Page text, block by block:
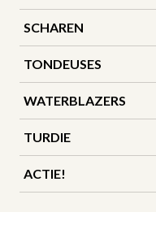
SCHAREN
TONDEUSES
WATERBLAZERS
TURDIE
ACTIE!